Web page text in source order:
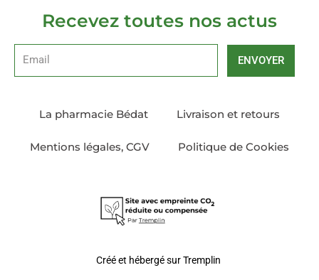
Recevez toutes nos actus
ENVOYER
La pharmacie Bédat Livraison et retours
Mentions légales, CGV Politique de Cookies
Créé et hébergé sur Tremplin